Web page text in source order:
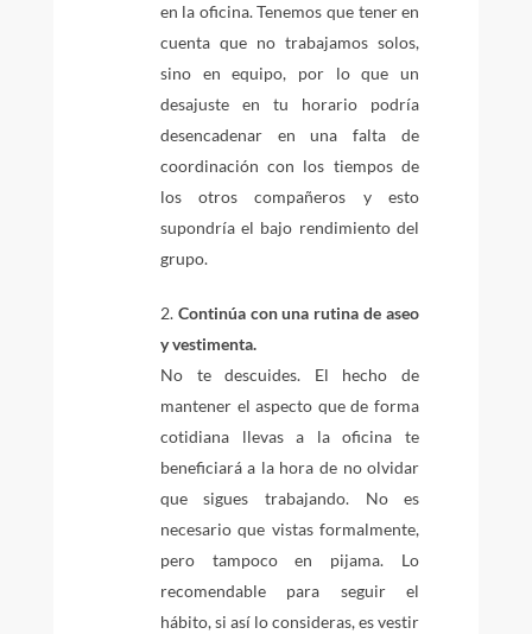
en la oficina. Tenemos que tener en
cuenta que no trabajamos solos,
sino en equipo, por lo que un
desajuste en tu horario podría
desencadenar en una falta de
coordinación con los tiempos de
los otros compañeros y esto
supondría el bajo rendimiento del
grupo.
Continúa con una rutina de aseo
y vestimenta.
No te descuides. El hecho de
mantener el aspecto que de forma
cotidiana llevas a la oficina te
beneficiará a la hora de no olvidar
que sigues trabajando. No es
necesario que vistas formalmente,
pero tampoco en pijama. Lo
recomendable para seguir el
hábito, si así lo consideras, es vestir